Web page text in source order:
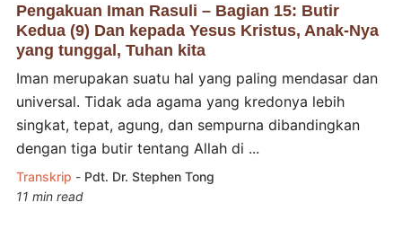
Pengakuan Iman Rasuli – Bagian 15: Butir
Kedua (9) Dan kepada Yesus Kristus, Anak-Nya
yang tunggal, Tuhan kita
Iman merupakan suatu hal yang paling mendasar dan
universal. Tidak ada agama yang kredonya lebih
singkat, tepat, agung, dan sempurna dibandingkan
dengan tiga butir tentang Allah di ...
Transkrip - Pdt. Dr. Stephen Tong
11 min read